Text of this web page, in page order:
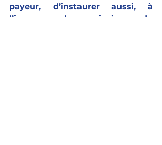
payeur, d’instaurer aussi, à
l’inverse, le principe du